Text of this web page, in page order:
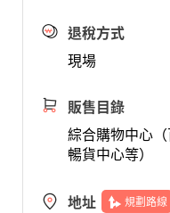
退稅方式
現場
販售目錄
綜合購物中心
暢貨中心等）
地址 規劃路線